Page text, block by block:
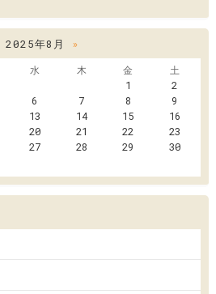
2025年8月
»
水 木 金
土
1
2
6 7 8
9
13 14 15
16
20 21 22
23
27 28 29
30